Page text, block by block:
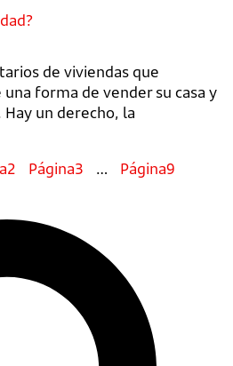
de viviendas que
forma de vender su casa y
un derecho, la
2 Página3 … Página9